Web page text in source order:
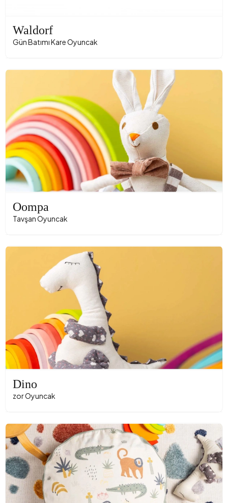
Waldorf
Gün Batımı Kare Oyuncak
Oompa
Tavşan Oyuncak
Dino
zor Oyuncak